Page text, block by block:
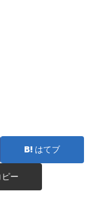
はてブ
ピー